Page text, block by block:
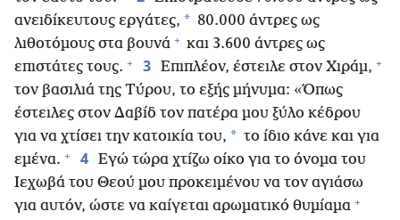
ανειδίκευτους εργάτες, * 80.000 άντρες ως
λιθοτόμους στα βουνά + και 3.600 άντρες ως
επιστάτες τους. + 3 Επιπλέον, έστειλε στον Χιράμ, +
τον βασιλιά της Τύρου, το εξής μήνυμα: «Όπως
έστειλες στον Δαβίδ τον πατέρα μου ξύλο κέδρου
για να χτίσει την κατοικία του, * το ίδιο κάνε και για
εμένα. + 4 Εγώ τώρα χτίζω οίκο για το όνομα του
Ιεχωβά του Θεού μου προκειμένου να τον αγιάσω
για αυτόν, ώστε να καίγεται αρωματικό θυμίαμα +